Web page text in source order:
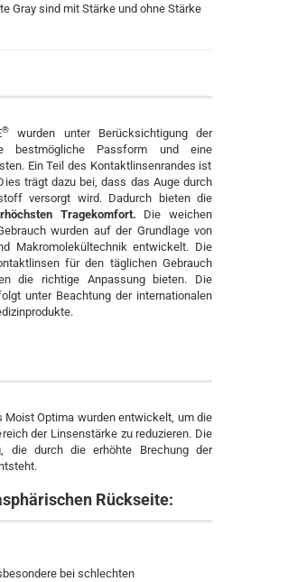
Gray sind mit Stärke und ohne Stärke
®
wurden unter Berücksichtigung der
bestmögliche Passform und eine
Ein Teil des Kontaktlinsenrandes ist
trägt dazu bei, dass das Auge durch
versorgt wird. Dadurch bieten die
Tragekomfort. Die weichen
wurden auf der Grundlage von
Makromolekültechnik entwickelt. Die
für den täglichen Gebrauch
die richtige Anpassung bieten. Die
unter Beachtung der internationalen
Moist Optima wurden entwickelt, um die
der Linsenstärke zu reduzieren. Die
die durch die erhöhte Brechung der
Rückseite:
bei schlechten